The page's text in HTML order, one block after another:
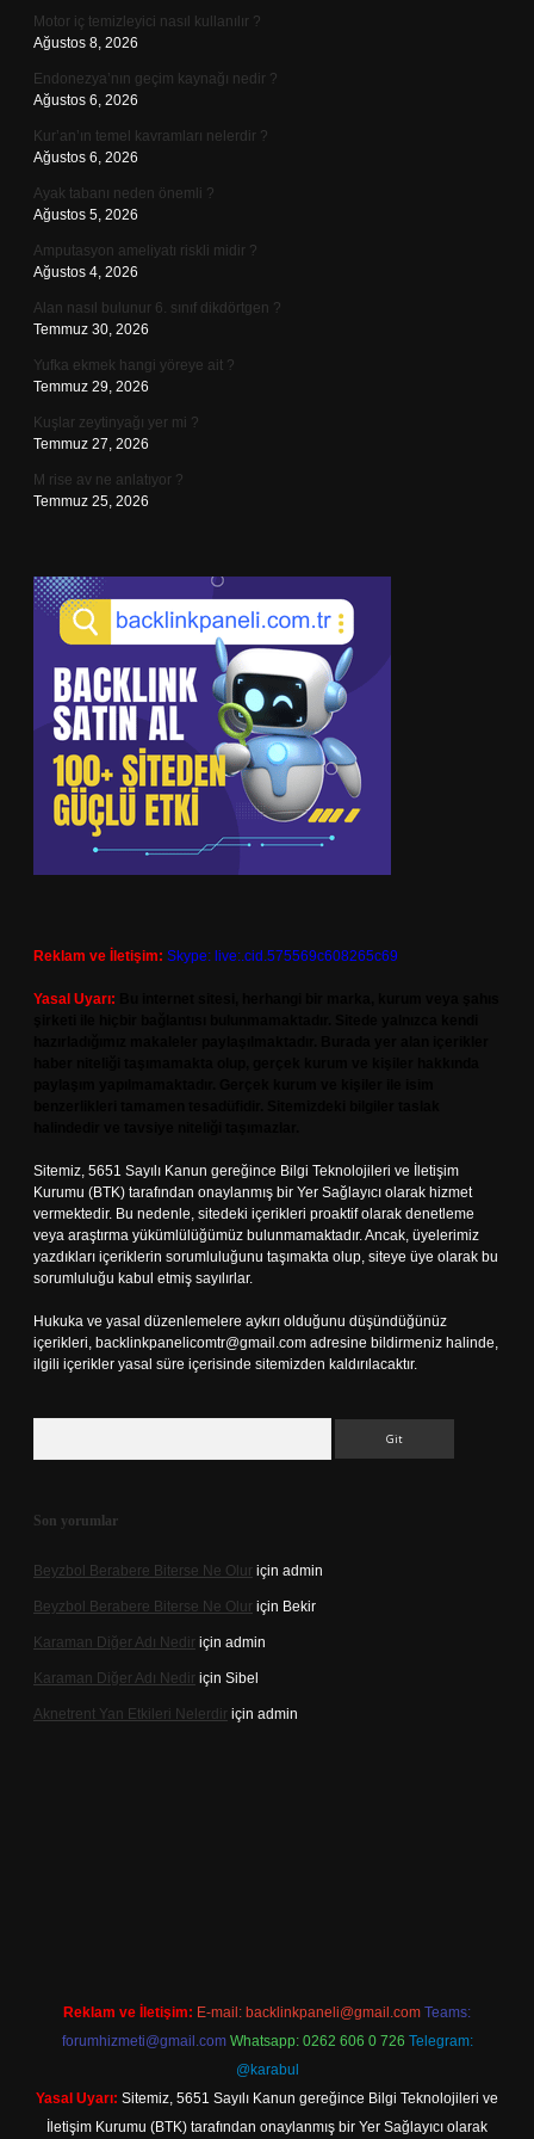
Motor iç temizleyici nasıl kullanılır ?
Ağustos 8, 2026
Endonezya’nın geçim kaynağı nedir ?
Ağustos 6, 2026
Kur’an’ın temel kavramları nelerdir ?
Ağustos 6, 2026
Ayak tabanı neden önemli ?
Ağustos 5, 2026
Amputasyon ameliyatı riskli midir ?
Ağustos 4, 2026
Alan nasıl bulunur 6. sınıf dikdörtgen ?
Temmuz 30, 2026
Yufka ekmek hangi yöreye ait ?
Temmuz 29, 2026
Kuşlar zeytinyağı yer mi ?
Temmuz 27, 2026
M rise av ne anlatıyor ?
Temmuz 25, 2026
Reklam ve İletişim: Skype: live:.cid.575569c608265c69
Yasal Uyarı:
Sitemiz, 5651 Sayılı Kanun gereğince Bilgi Teknolojileri ve İletişim
Kurumu (BTK) tarafından onaylanmış bir Yer Sağlayıcı olarak hizmet
vermektedir. Bu nedenle, sitedeki içerikleri proaktif olarak denetleme
veya araştırma yükümlülüğümüz bulunmamaktadır. Ancak, üyelerimiz
yazdıkları içeriklerin sorumluluğunu taşımakta olup, siteye üye olarak bu
sorumluluğu kabul etmiş sayılırlar.
Hukuka ve yasal düzenlemelere aykırı olduğunu düşündüğünüz
içerikleri, backlinkpanelicomtr@gmail.com adresine bildirmeniz halinde,
ilgili içerikler yasal süre içerisinde sitemizden kaldırılacaktır.
Son yorumlar
Beyzbol Berabere Biterse Ne Olur için admin
Beyzbol Berabere Biterse Ne Olur için Bekir
Karaman Diğer Adı Nedir için admin
Karaman Diğer Adı Nedir için Sibel
Aknetrent Yan Etkileri Nelerdir için admin
Reklam ve İletişim: E-mail: backlinkpaneli@gmail.com Teams:
forumhizmeti@gmail.com Whatsapp: 0262 606 0 726 Telegram:
@karabul
Yasal Uyarı: Sitemiz, 5651 Sayılı Kanun gereğince Bilgi Teknolojileri ve
İletişim Kurumu (BTK) tarafından onaylanmış bir Yer Sağlayıcı olarak